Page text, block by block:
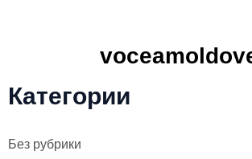
Категории
Без рубрики